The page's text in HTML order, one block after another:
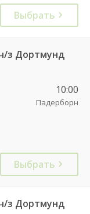
Выбрать
з Дортмунд
10:00
Падерборн
Выбрать
з Дортмунд